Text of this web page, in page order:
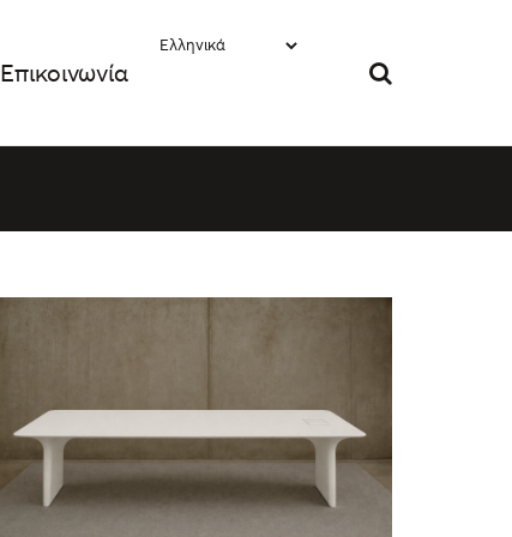
Επικοινωνία
ΛΕΠΤΟΜΈΡΕΙΕΣ